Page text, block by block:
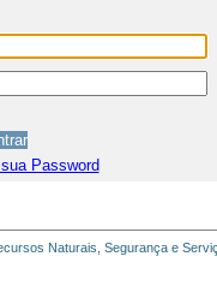
Password
Naturais, Segurança e